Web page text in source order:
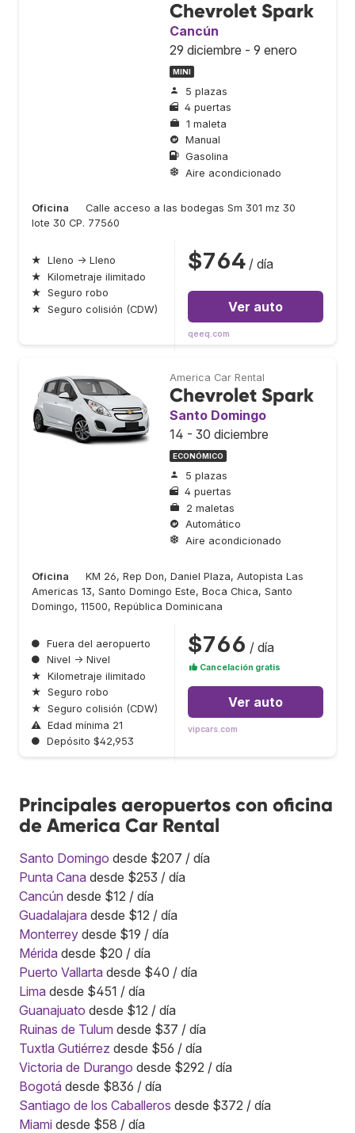
Chevrolet Spark
Cancún
29 diciembre - 9 enero
MINI
5 plazas
4 puertas
1 maleta
Manual
Gasolina
Aire acondicionado
Oficina
Calle acceso a las bodegas Sm 301 mz 30
lote 30 CP. 77560
★ Lleno → Lleno
★ Kilometraje ilimitado
★ Seguro robo
★ Seguro colisión (CDW)
$764 / día
Ver auto
qeeq.com
America Car Rental
Chevrolet Spark
Santo Domingo
14 - 30 diciembre
ECONÓMICO
5 plazas
4 puertas
2 maletas
Automático
Aire acondicionado
Oficina
KM 26, Rep Don, Daniel Plaza, Autopista Las
Americas 13, Santo Domingo Este, Boca Chica, Santo
Domingo, 11500, República Dominicana
● Fuera del aeropuerto
● Nivel → Nivel
★ Kilometraje ilimitado
★ Seguro robo
★ Seguro colisión (CDW)
⚠ Edad mínima 21
● Depósito $42,953
$766 / día
Cancelación gratis
Ver auto
vipcars.com
Principales aeropuertos con oficina
de America Car Rental
Santo Domingo desde $207 / día
Punta Cana desde $253 / día
Cancún desde $12 / día
Guadalajara desde $12 / día
Monterrey desde $19 / día
Mérida desde $20 / día
Puerto Vallarta desde $40 / día
Lima desde $451 / día
Guanajuato desde $12 / día
Ruinas de Tulum desde $37 / día
Tuxtla Gutiérrez desde $56 / día
Victoria de Durango desde $292 / día
Bogotá desde $836 / día
Santiago de los Caballeros desde $372 / día
Miami desde $58 / día